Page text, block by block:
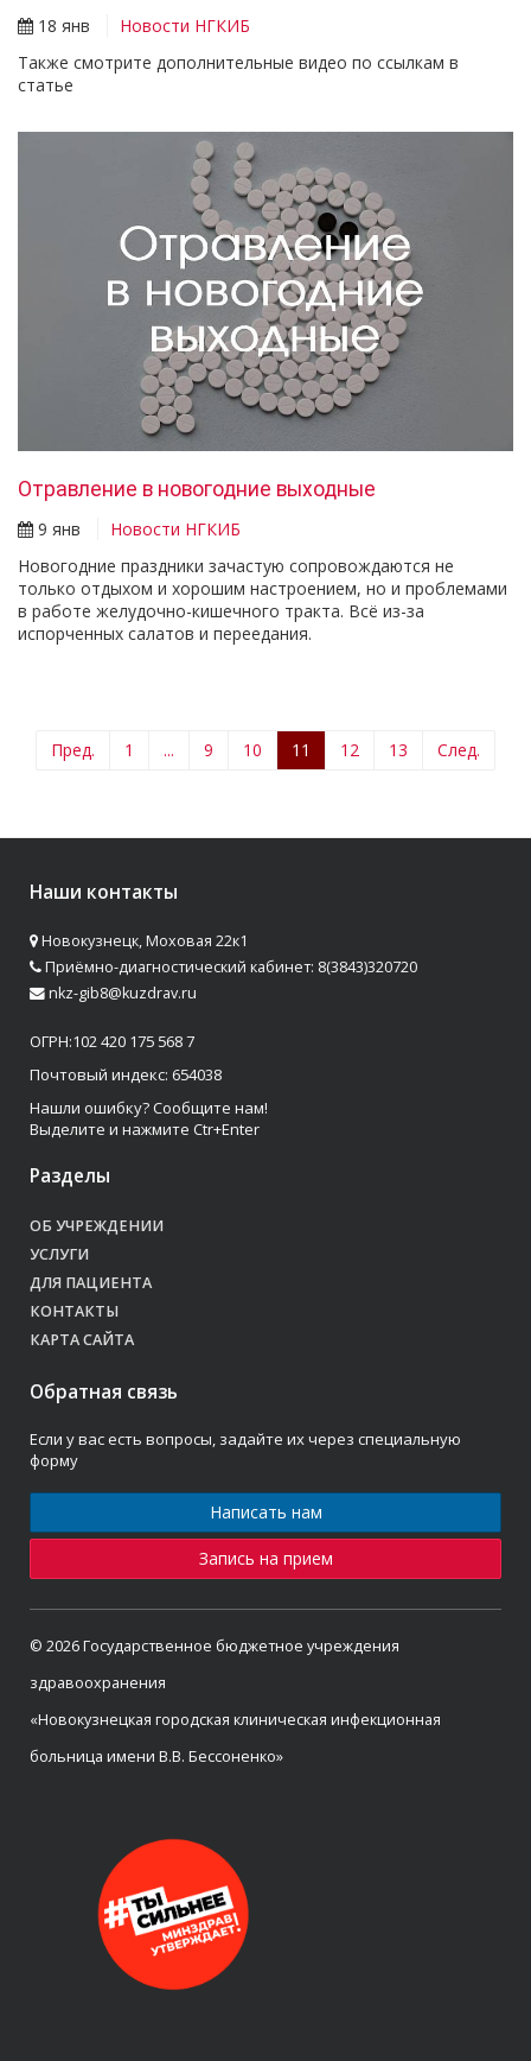
18 янв
Новости НГКИБ
Также смотрите дополнительные видео по ссылкам в
статье
Отравление в новогодние выходные
9 янв
Новости НГКИБ
Новогодние праздники зачастую сопровождаются не
только отдыхом и хорошим настроением, но и проблемами
в работе желудочно-кишечного тракта. Всё из-за
испорченных салатов и переедания.
Пред. 1 ... 9 10 11 12 13 След.
Наши контакты
Новокузнецк, Моховая 22к1
Приёмно-диагностический кабинет: 8(3843)320720
nkz-gib8@kuzdrav.ru
ОГРН:102 420 175 568 7
Почтовый индекс: 654038
Нашли ошибку? Сообщите нам!
Выделите и нажмите Ctr+Enter
Разделы
ОБ УЧРЕЖДЕНИИ
УСЛУГИ
ДЛЯ ПАЦИЕНТА
КОНТАКТЫ
КАРТА САЙТА
Обратная связь
Если у вас есть вопросы, задайте их через специальную
форму
Написать нам
Запись на прием
© 2026 Государственное бюджетное учреждения
здравоохранения
«Новокузнецкая городская клиническая инфекционная
больница имени В.В. Бессоненко»